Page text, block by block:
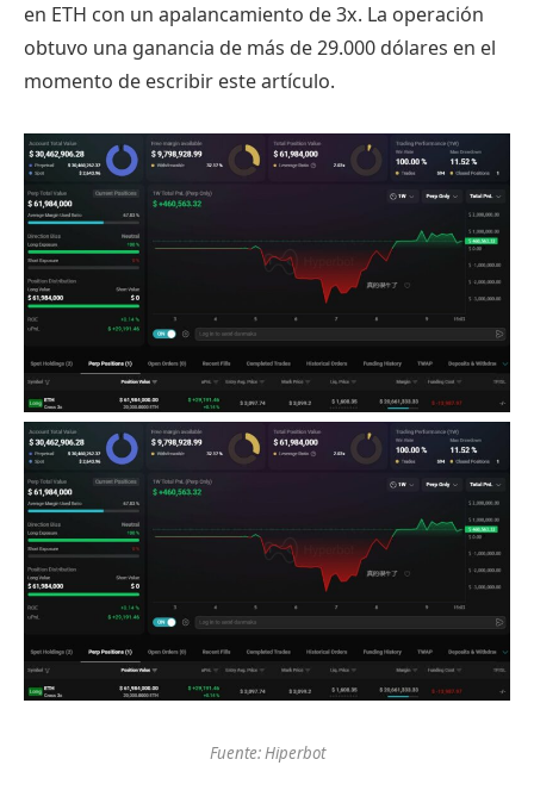
en ETH con un apalancamiento de 3x. La operación
obtuvo una ganancia de más de 29.000 dólares en el
momento de escribir este artículo.
Fuente: Hiperbot